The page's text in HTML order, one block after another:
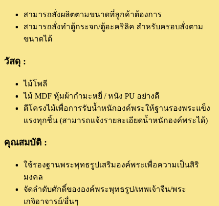
สามารถสั่งผลิตตามขนาดที่ลูกค้าต้องการ
สามารถสั่งทำตู้กระจก/ตู้อะคริลิค สำหรับครอบสั่งตาม
ขนาดได้
วัสดุ :
ไม้โพลี
ไม้ MDF หุ้มผ้ากำมะหยี่ / หนัง PU อย่างดี
ตีโครงไม้เพื่อการรับน้ำหนักองค์พระให้ฐานรองพระแข็ง
แรงทุกชิ้น (สามารถแจ้งรายละเอียดน้ำหนักองค์พระได้)
คุณสมบัติ :
ใช้รองฐานพระพุทธรูปเสริมองค์พระเพื่อความเป็นสิริ
มงคล
จัดลำดับศักดิ์ขององค์พระพุทธรูป/เทพเจ้าจีน/พระ
เกจิอาจารย์/อื่นๆ